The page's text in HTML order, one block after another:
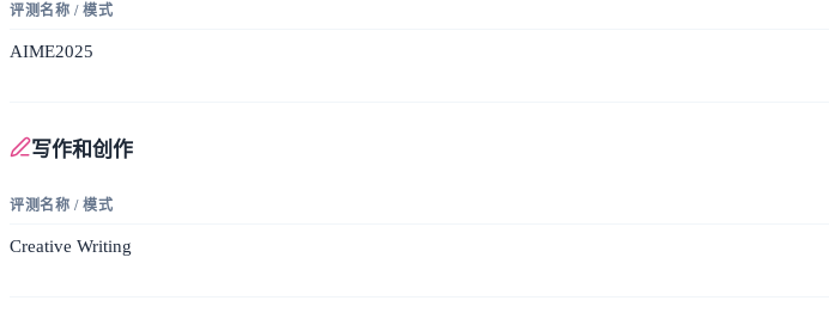
评测名称 / 模式
AIME2025
写作和创作
评测名称 / 模式
Creative Writing